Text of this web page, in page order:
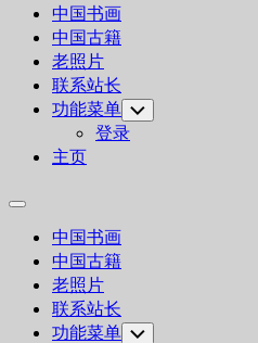
中国书画
中国古籍
老照片
联系站长
功能菜单 Toggle
Child
Menu
登录
主页
Expand
中国书画
中国古籍
老照片
联系站长
功能菜单 Toggle